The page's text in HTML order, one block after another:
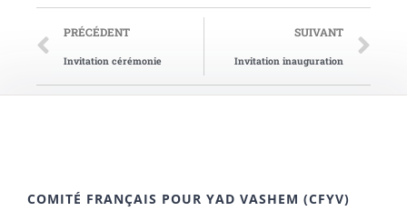
PRÉCÉDENT
Invitation cérémonie
SUIVANT
Invitation inauguration
COMITÉ FRANÇAIS POUR YAD VASHEM (CFYV)